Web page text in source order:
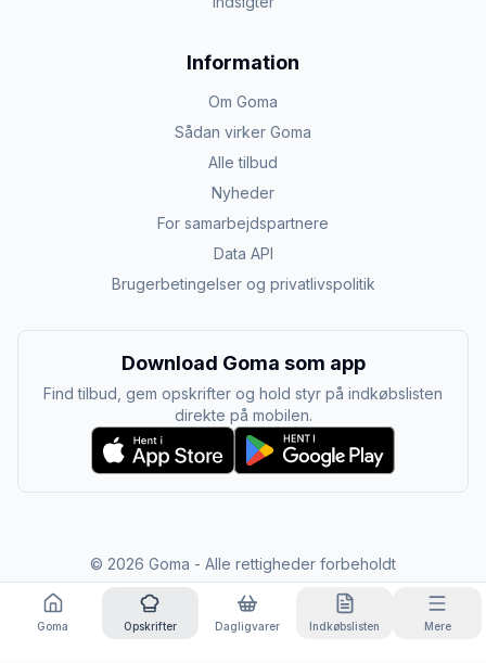
Information
Om Goma
Sådan virker Goma
Alle tilbud
Nyheder
For samarbejdspartnere
Data API
Brugerbetingelser og privatlivspolitik
Download Goma som app
Find tilbud, gem opskrifter og hold styr på indkøbslisten
direkte på mobilen.
© 2026 Goma - Alle rettigheder forbeholdt
Goma Opskrifter Dagligvarer Indkøbslisten Mere